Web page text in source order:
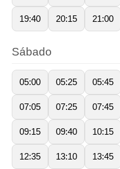
19:40 20:15 21:00
Sábado
05:00 05:25 05:45
07:05 07:25 07:45
09:15 09:40 10:15
12:35 13:10 13:45